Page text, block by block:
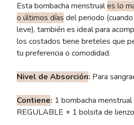
Esta bombacha menstruales lo
o últimos días del periodo
leve), también es ideal para
los costados tiene breteles que
tu preferencia o comodidad.
Nivel de Absorción: Para
Contiene: 1 bombacha
REGULABLE + 1 bolsita de